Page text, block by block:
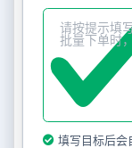
填写目标后会